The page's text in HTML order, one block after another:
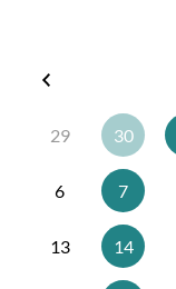
29
30
6 7
13 14